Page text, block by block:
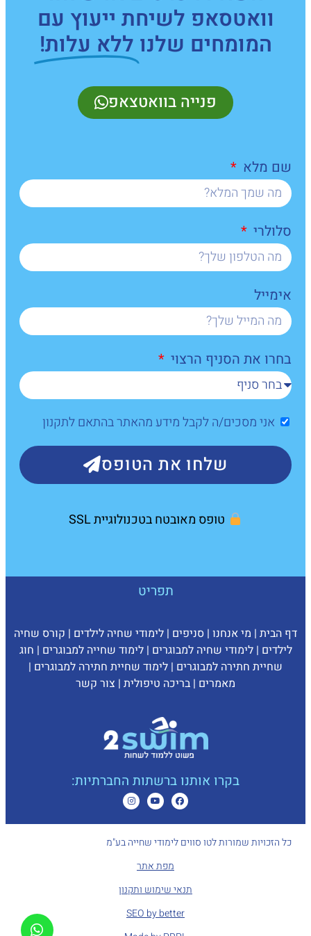
וואטסאפ לשיחת ייעוץ עם
המומחים שלנו ללא עלות!
פנייה בוואטצאפ
שם מלא
סלולרי
אימייל
בחרו את הסניף הרצוי
אני מסכים/ה לקבל מידע מהאתר בהתאם לתקנון
שלחו את הטופס
טופס מאובטח בטכנולוגיית SSL
תפריט
דף הבית | מי אנחנו | סניפים | לימודי שחיה לילדים | קורס שחיה
לילדים |לימודי שחיה למבוגרים |לימוד שחייה למבוגרים | חוג
שחיית חתירה למבוגרים | לימוד שחיית חתירה למבוגרים |
מאמרים | בריכה טיפולית | צור קשר
בקרו אותנו ברשתות החברתיות:
כל הזכויות שמורות לטו סווים לימודי שחייה בע"מ
מפת אתר
תנאי שימוש ותקנון
SEO by better